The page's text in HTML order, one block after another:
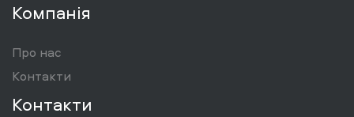
Компанія
Про нас
Контакти
Контакти